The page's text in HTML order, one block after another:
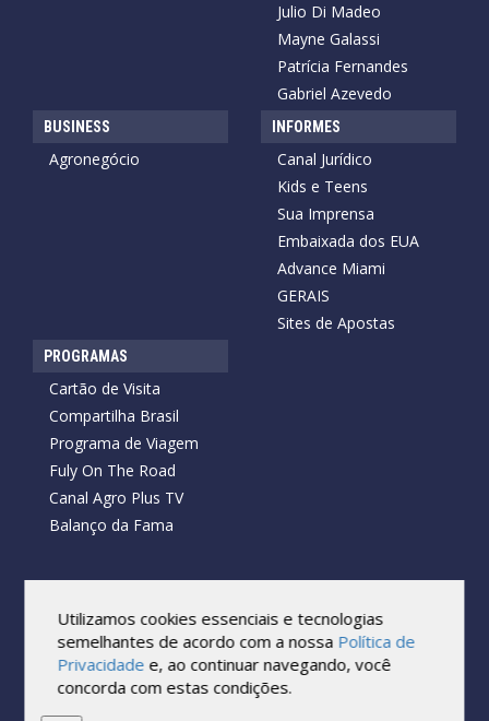
Julio Di Madeo
Mayne Galassi
Patrícia Fernandes
Gabriel Azevedo
BUSINESS
Agronegócio
INFORMES
Canal Jurídico
Kids e Teens
Sua Imprensa
Embaixada dos EUA
Advance Miami
GERAIS
Sites de Apostas
PROGRAMAS
Cartão de Visita
Compartilha Brasil
Programa de Viagem
Fuly On The Road
Canal Agro Plus TV
Balanço da Fama
Copyright © 2026 Cartão de Visita News.
Todos os direitos reservados.
Reprodução no todo ou em parte sob qualquer forma ou meio,
sem expressa autorização por escrito do Cartão de Visita, é
proibida.
Utilizamos cookies essenciais e tecnologias
semelhantes de acordo com a nossa Política de
Privacidade e, ao continuar navegando, você
concorda com estas condições.